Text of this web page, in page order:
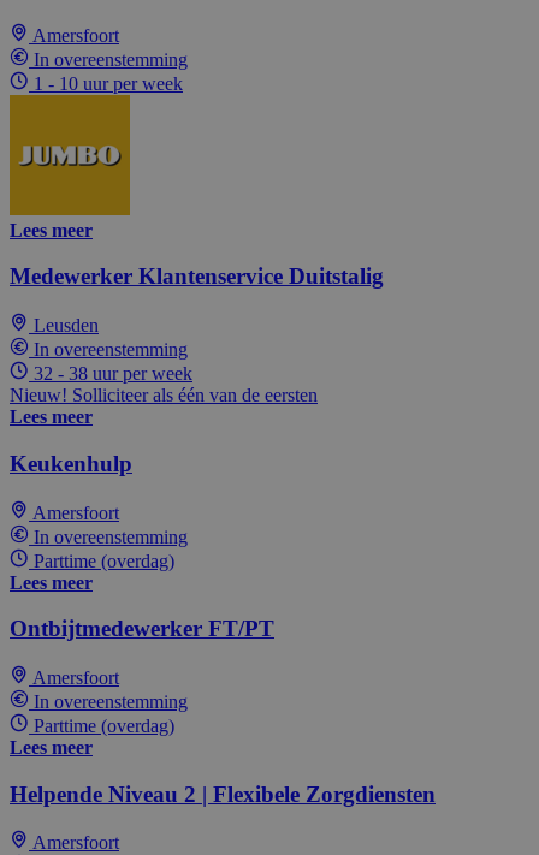
Amersfoort
In overeenstemming
1 - 10 uur per week
Lees meer
Medewerker Klantenservice Duitstalig
Leusden
In overeenstemming
32 - 38 uur per week
Nieuw! Solliciteer als één van de eersten
Lees meer
Keukenhulp
Amersfoort
In overeenstemming
Parttime (overdag)
Lees meer
Ontbijtmedewerker FT/PT
Amersfoort
In overeenstemming
Parttime (overdag)
Lees meer
Helpende Niveau 2 | Flexibele Zorgdiensten
Amersfoort